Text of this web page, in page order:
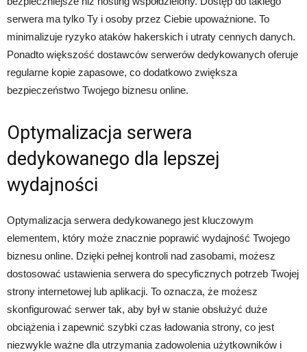
serwera ma tylko Ty i osoby przez Ciebie upoważnione. To
minimalizuje ryzyko ataków hakerskich i utraty cennych danych.
Ponadto większość dostawców serwerów dedykowanych oferuje
regularne kopie zapasowe, co dodatkowo zwiększa
bezpieczeństwo Twojego biznesu online.
Optymalizacja serwera
dedykowanego dla lepszej
wydajności
Optymalizacja serwera dedykowanego jest kluczowym
elementem, który może znacznie poprawić wydajność Twojego
biznesu online. Dzięki pełnej kontroli nad zasobami, możesz
dostosować ustawienia serwera do specyficznych potrzeb Twojej
strony internetowej lub aplikacji. To oznacza, że możesz
skonfigurować serwer tak, aby był w stanie obsłużyć duże
obciążenia i zapewnić szybki czas ładowania strony, co jest
niezwykle ważne dla utrzymania zadowolenia użytkowników i